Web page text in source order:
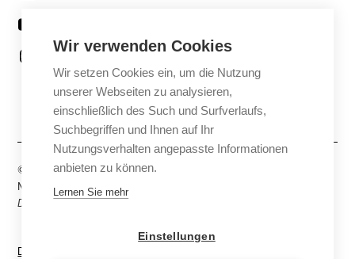
Instagram
Facebook
© FLM Media, eine Marke der Franken Lehrmittel
Medientechnik Krug & Langer GmbH. All rights reserved.
Diese Website kann KI-generierte Inhalte enthalten.
Datenschutz
Wir verwenden Cookies
Wir setzen Cookies ein, um die Nutzung
unserer Webseiten zu analysieren,
einschließlich des Such und Surfverlaufs,
Suchbegriffen und Ihnen auf Ihr
Nutzungsverhalten angepasste Informationen
anbieten zu können.
Lernen Sie mehr
Einstellungen